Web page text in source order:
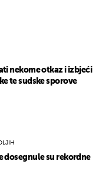
nekome otkaz i izbjeći
te sudske sporove
dosegnule su rekordne